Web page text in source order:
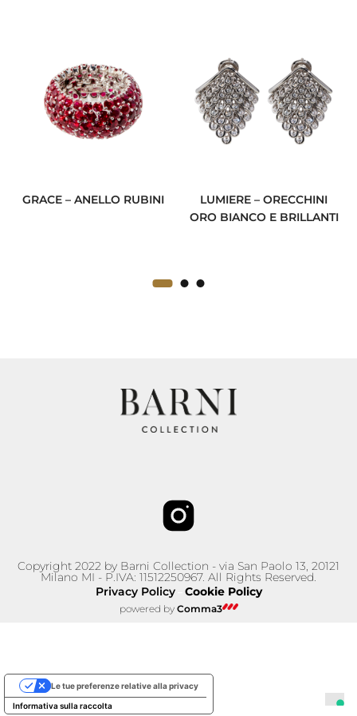
GRACE – ANELLO RUBINI
LUMIERE – ORECCHINI
ORO BIANCO E BRILLANTI
Copyright 2022 by Barni Collection - via San Paolo 13, 20121
Milano MI - P.IVA: 11512250967. All Rights Reserved.
Privacy Policy– Cookie Policy
powered by Comma3
Informativa sulla raccolta
Le tue preferenze relative alla privacy